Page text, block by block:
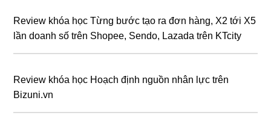
Review khóa học Từng bước tạo ra đơn hàng, X2 tới X5
lần doanh số trên Shopee, Sendo, Lazada trên KTcity
Review khóa học Hoạch định nguồn nhân lực trên
Bizuni.vn